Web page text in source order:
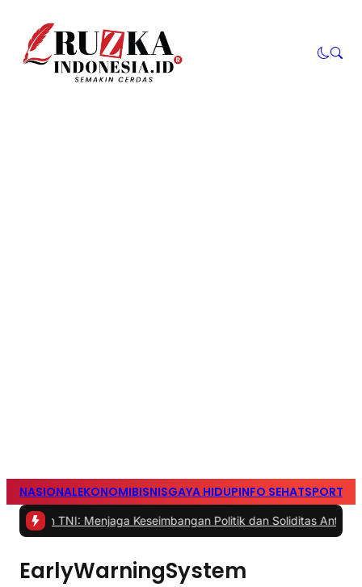
NASIONALEKONOMIBISNISGAYA HIDUPINFO SEHATSPORTS
Menjaga Keseimbangan Politik dan Soliditas Antarmatra|#2 -
EarlyWarningSystem